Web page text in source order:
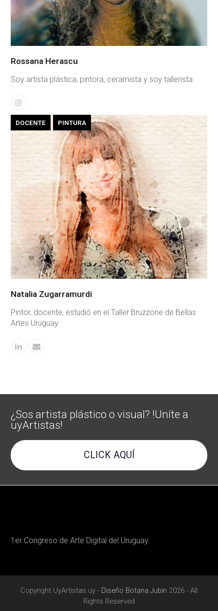
Rossana Herascu
Soy artista plástica, pintora, ceramista y soy tallerista
Instagram
DOCENTE PINTURA
Natalia Zugarramurdi
Pintor, docente, estudió en el Taller Bruzzone de Bellas
Artes Uruguay.
LinkedinCorreo
¿Sos artista plástico o visual? !Uníte a
uyArtistas!
CLICK AQUÍ
1er Congreso de Arte Digital del Uruguay
Copyright UyArtistas.uy - Diseño Botana Jubin 2026 - All
Rights Reserved